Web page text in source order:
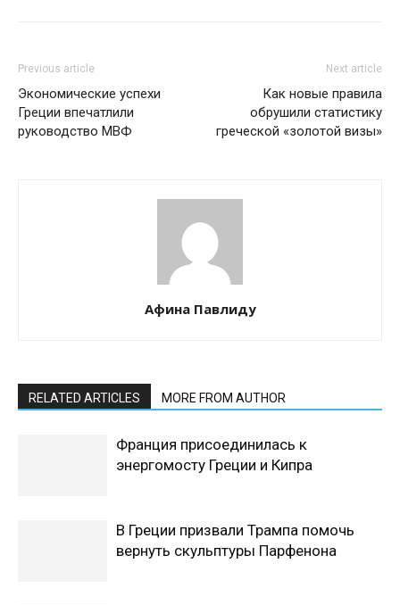
Previous article
Экономические успехи
Греции впечатлили
руководство МВФ
Next article
Как новые правила
обрушили статистику
греческой «золотой визы»
Афина Павлиду
RELATED ARTICLES MORE FROM AUTHOR
Франция присоединилась к
энергомосту Греции и Кипра
В Греции призвали Трампа помочь
вернуть скульптуры Парфенона